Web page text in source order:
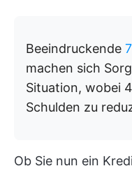
Beeindruckende
machen sich
Situation, wobei
Schulden zu
Ob Sie nun ein